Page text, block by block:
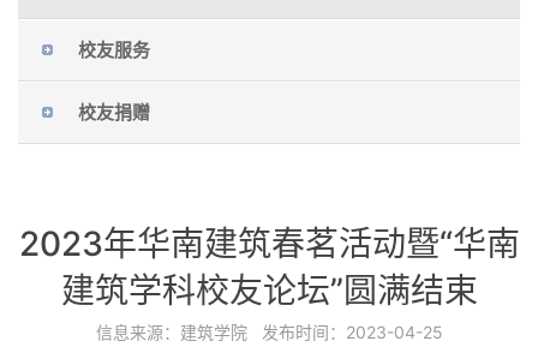
校友服务
校友捐赠
2023年华南建筑春茗活动暨“华南
建筑学科校友论坛”圆满结束
信息来源： 建筑学院发布时间： 2023-04-25